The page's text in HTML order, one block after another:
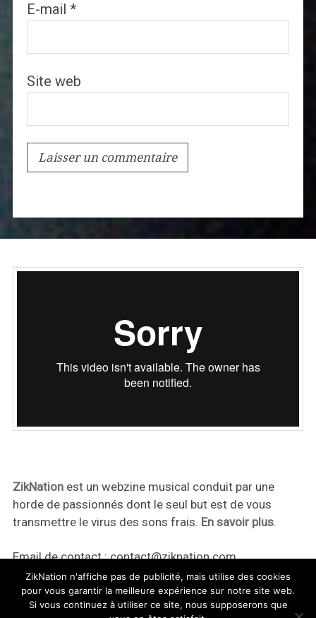
E-mail *
Site web
ZikNationest un webzine musical conduit par une
horde de passionnés dont le seul but est de vous
transmettre le virus des sons frais. En savoir plus.
Email de contact :contact@ziknation.com
ZikNation n'affiche pas de publicité, mais utilise des cookies
pour vous garantir la meilleure expérience sur notre site web.
Si vous continuez à utiliser ce site, nous supposerons que